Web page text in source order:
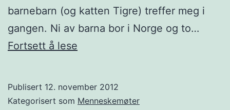
barnebarn (og katten Tigre) treffer meg i
gangen. Ni av barna bor i Norge og to…
Fortsett å lese
Tolga
Publisert 12. november 2012
Kategorisert som Menneskemøter